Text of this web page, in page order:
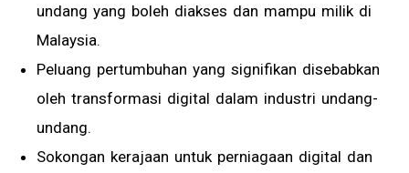
undang yang boleh diakses dan mampu milik di
Malaysia.
Peluang pertumbuhan yang signifikan disebabkan
oleh transformasi digital dalam industri undang-
undang.
Sokongan kerajaan untuk perniagaan digital dan